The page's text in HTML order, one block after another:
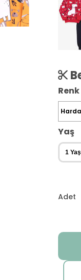
Renk
Yaş
1 Yaş
Adet